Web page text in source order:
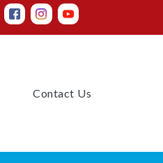
(current)Contact Us